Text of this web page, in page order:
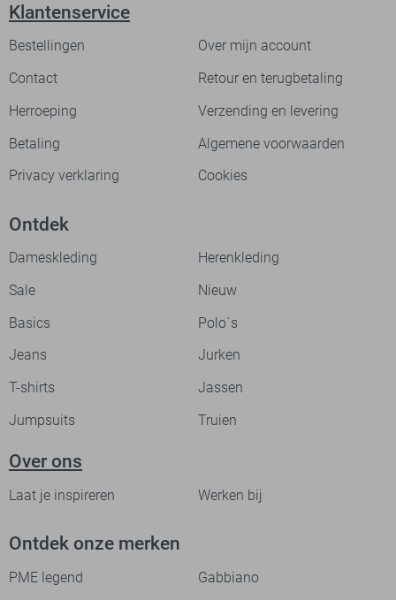
Klantenservice
Bestellingen
Over mijn account
Contact
Retour en terugbetaling
Herroeping
Verzending en levering
Betaling
Algemene voorwaarden
Privacy verklaring
Cookies
Ontdek
Dameskleding
Herenkleding
Sale
Nieuw
Basics
Polo`s
Jeans
Jurken
T-shirts
Jassen
Jumpsuits
Truien
Over ons
Laat je inspireren Werken bij
Ontdek onze merken
PME legend
Gabbiano